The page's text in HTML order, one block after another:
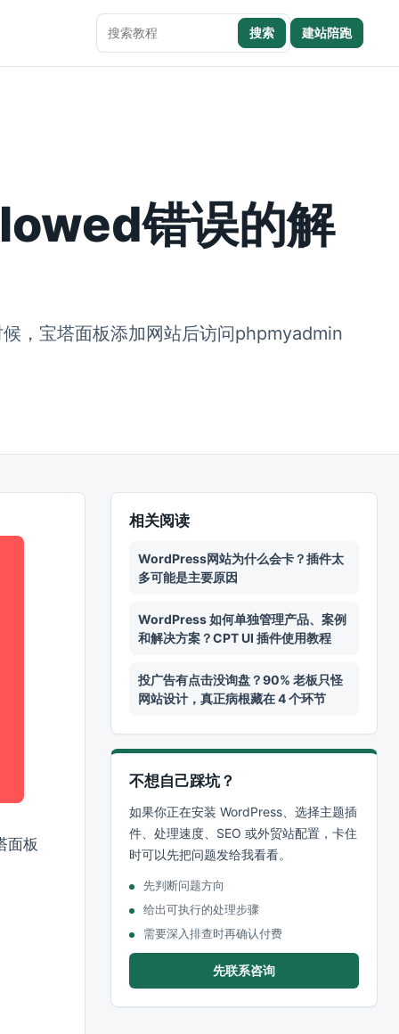
搜索本站内容
搜索 建站陪跑
错误的解
，宝塔面板添加网站后访问phpmyadmin
面板
相关阅读
WordPress网站为什么会卡？插件太
多可能是主要原因
WordPress 如何单独管理产品、案例
和解决方案？CPT UI 插件使用教程
投广告有点击没询盘？90% 老板只怪
网站设计，真正病根藏在 4 个环节
不想自己踩坑？
如果你正在安装 WordPress、选择主题插
件、处理速度、SEO 或外贸站配置，卡住
时可以先把问题发给我看看。
先判断问题方向
给出可执行的处理步骤
需要深入排查时再确认付费
先联系咨询